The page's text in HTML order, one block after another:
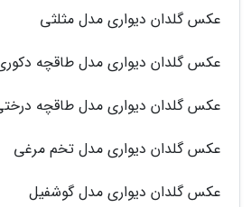
عکس گلدان دیواری مدل مثلثی
عکس گلدان دیواری مدل طاقچه
عکس گلدان دیواری مدل طاقچه
عکس گلدان دیواری مدل تخم مرغی
عکس گلدان دیواری مدل گوشفیل